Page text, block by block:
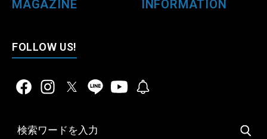
MAGAZINE INFORMATION
FOLLOW US!